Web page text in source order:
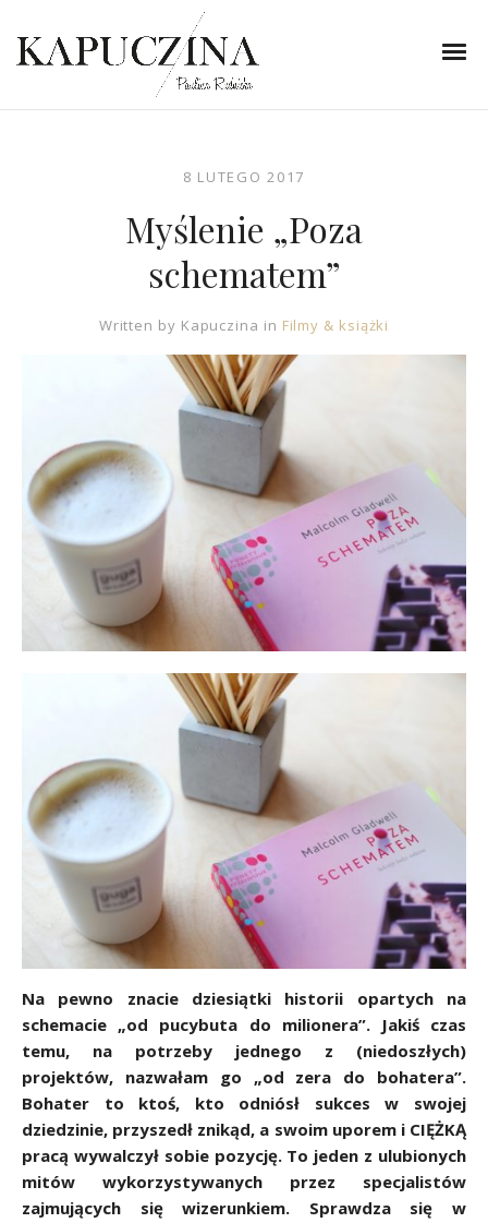
8 LUTEGO 2017
Myślenie „Poza
schematem”
Written by Kapuczina in Filmy & książki
Na pewno znacie dziesiątki historii opartych na
schemacie „od pucybuta do milionera”. Jakiś czas
temu, na potrzeby jednego z (niedoszłych)
projektów, nazwałam go „od zera do bohatera”.
Bohater to ktoś, kto odniósł sukces w swojej
dziedzinie, przyszedł znikąd, a swoim uporem i CIĘŻKĄ
pracą wywalczył sobie pozycję. To jeden z ulubionych
mitów wykorzystywanych przez specjalistów
zajmujących się wizerunkiem. Sprawdza się w